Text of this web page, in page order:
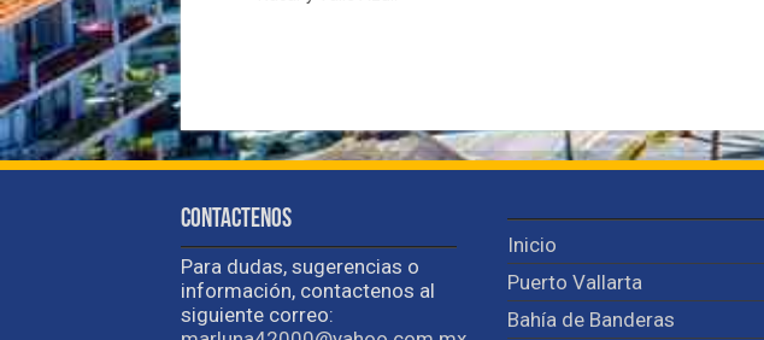
Contactenos
Para dudas, sugerencias o
información, contactenos al
siguiente correo:
Inicio
Puerto Vallarta
Bahía de Banderas